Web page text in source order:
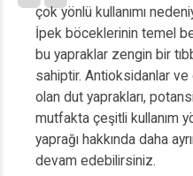
çok yönlü kullanımı
İpek böceklerinin temel
bu yapraklar zengin bir
sahiptir. Antioksidanlar ve
olan dut yaprakları,
mutfakta çeşitli kullanım
yaprağı hakkında daha
devam edebilirsiniz.